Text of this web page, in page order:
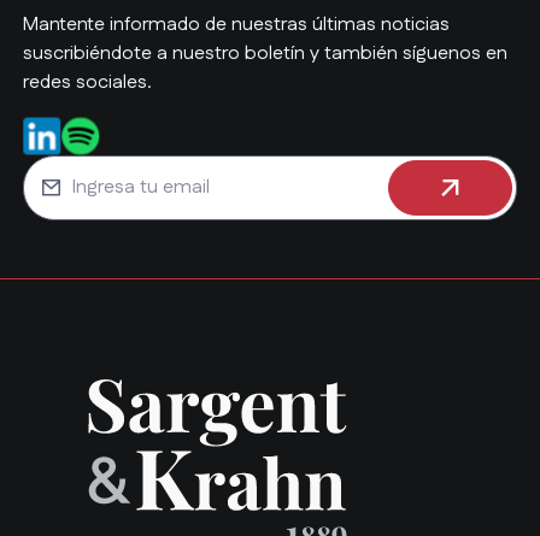
Mantente informado de nuestras últimas noticias
suscribiéndote a nuestro boletín y también síguenos en
redes sociales.